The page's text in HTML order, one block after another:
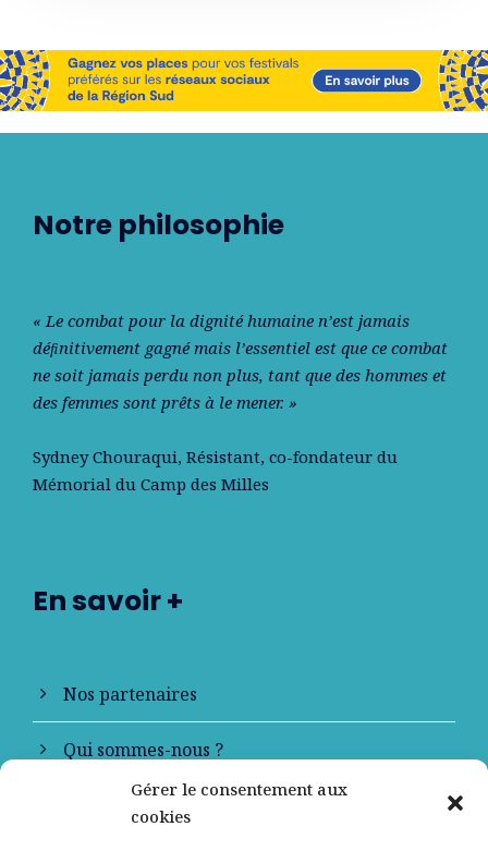
Gérer le consentement aux
cookies
Notre philosophie
« Le combat pour la dignité humaine n’est jamais
déﬁnitivement gagné mais l’essentiel est que ce combat
ne soit jamais perdu non plus, tant que des hommes et
des femmes sont prêts à le mener. »
Sydney Chouraqui, Résistant, co-fondateur du
Mémorial du Camp des Milles
En savoir +
Nos partenaires
Qui sommes-nous ?
Contactez-nous